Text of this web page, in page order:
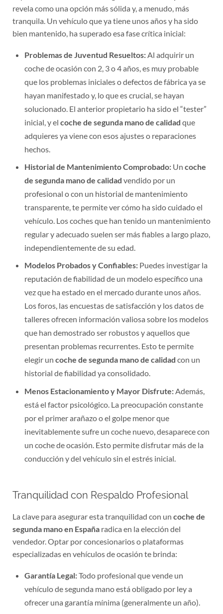
revela como una opción más sólida y, a menudo, más
tranquila. Un vehículo que ya tiene unos años y ha sido
bien mantenido, ha superado esa fase crítica inicial:
Problemas de Juventud Resueltos:Al adquirir un
coche de ocasión con 2, 3 o 4 años, es muy probable
que los problemas iniciales o defectos de fábrica ya se
hayan manifestado y, lo que es crucial, se hayan
solucionado. El anterior propietario ha sido el “tester”
inicial, y el coche de segunda mano de calidad que
adquieres ya viene con esos ajustes o reparaciones
hechos.
Historial de Mantenimiento Comprobado:Un coche
de segunda mano de calidad vendido por un
profesional o con un historial de mantenimiento
transparente, te permite ver cómo ha sido cuidado el
vehículo. Los coches que han tenido un mantenimiento
regular y adecuado suelen ser más fiables a largo plazo,
independientemente de su edad.
Modelos Probados y Confiables:Puedes investigar la
reputación de fiabilidad de un modelo específico una
vez que ha estado en el mercado durante unos años.
Los foros, las encuestas de satisfacción y los datos de
talleres ofrecen información valiosa sobre los modelos
que han demostrado ser robustos y aquellos que
presentan problemas recurrentes. Esto te permite
elegir un coche de segunda mano de calidad con un
historial de fiabilidad ya consolidado.
Menos Estacionamiento y Mayor Disfrute:Además,
está el factor psicológico. La preocupación constante
por el primer arañazo o el golpe menor que
inevitablemente sufre un coche nuevo, desaparece con
un coche de ocasión. Esto permite disfrutar más de la
conducción y del vehículo sin el estrés inicial.
Tranquilidad con Respaldo Profesional
La clave para asegurar esta tranquilidad con un coche de
segunda mano en Españaradica en la elección del
vendedor. Optar por concesionarios o plataformas
especializadas en vehículos de ocasión te brinda:
Garantía Legal:Todo profesional que vende un
vehículo de segunda mano está obligado por ley a
ofrecer una garantía mínima (generalmente un año).